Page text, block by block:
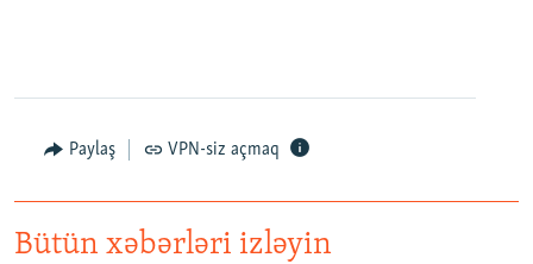
Paylaş VPN-siz açmaq
Bütün xəbərləri izləyin